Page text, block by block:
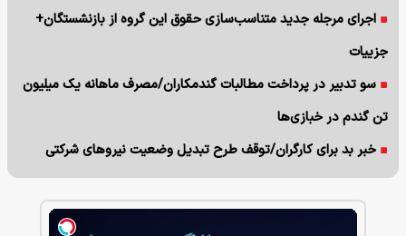
اجرای مرجله جدید متناسب‌سازی حقوق این گروه از بازنشستگان+
جزییات
سو تدبیر در پرداخت مطالبات گندمکاران/مصرف ماهانه یک میلیون
تن گندم در خبازی‌ها
خبر بد برای کارگران/توقف طرح تبدیل وضعیت نیروهای شرکتی